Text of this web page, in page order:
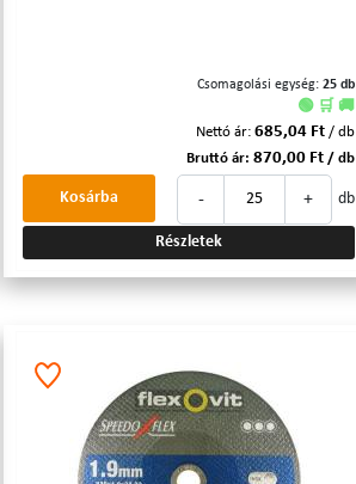
Csomagolási egység: 25 db
🟢 🛒 🚚
Nettó ár: 685,04 Ft / db
Bruttó ár: 870,00 Ft / db
- + db
Kosárba
Részletek